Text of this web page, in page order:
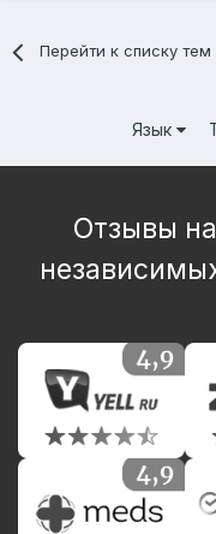
Перейти к списку тем
Язык
Отзывы